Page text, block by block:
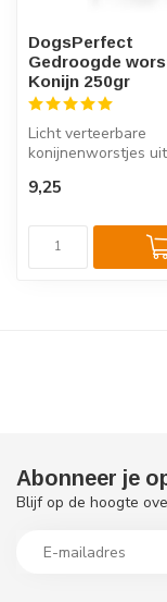
DogsPerfect
Gedroogde
Konijn 250gr
Licht verteerbare
konijnenworstjes
proteïne en ...
9,25
Abonneer je
Blijf op de hoogte